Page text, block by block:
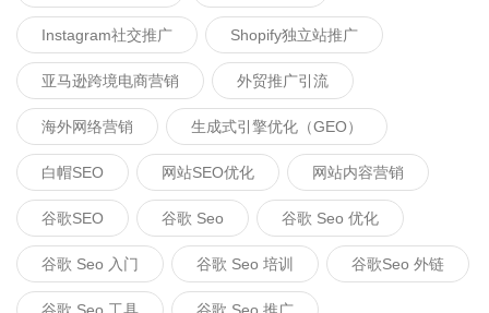
Instagram社交推广 Shopify独立站推广
亚马逊跨境电商营销 外贸推广引流
海外网络营销 生成式引擎优化（GEO）
白帽SEO 网站SEO优化 网站内容营销
谷歌SEO 谷歌 Seo 谷歌 Seo 优化
谷歌 Seo 入门 谷歌 Seo 培训 谷歌seo 外链